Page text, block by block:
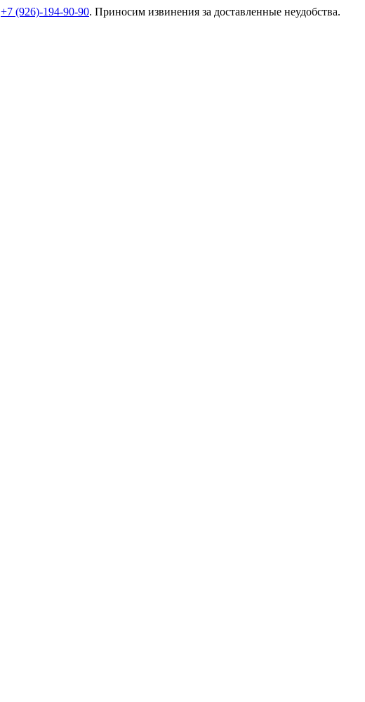
+7 (926)-194-90-90. Приносим извинения за доставленные неудобства.